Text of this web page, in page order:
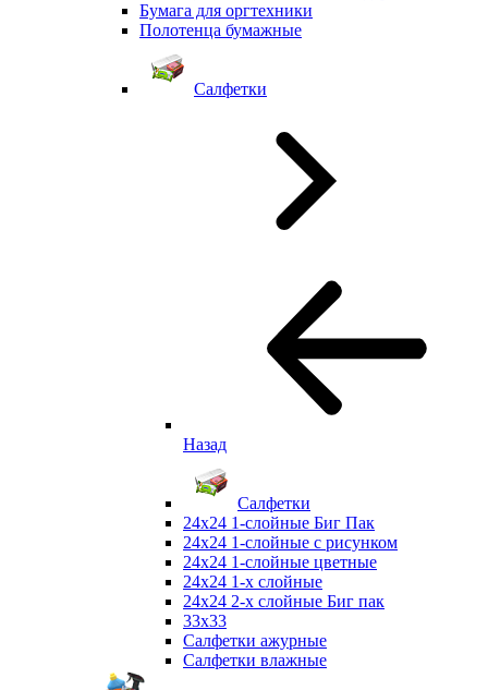
Бумага для оргтехники
Полотенца бумажные
Салфетки
Назад
Салфетки
24х24 1-слойные Биг Пак
24х24 1-слойные с рисунком
24х24 1-слойные цветные
24х24 1-х слойные
24х24 2-х слойные Биг пак
33х33
Салфетки ажурные
Салфетки влажные